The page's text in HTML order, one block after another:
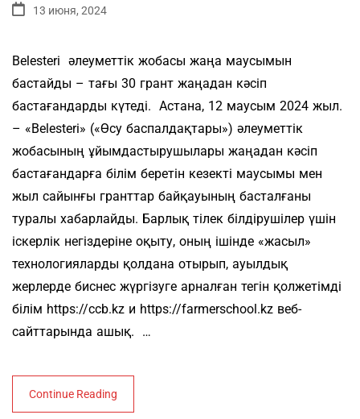
13 июня, 2024
Belesteri әлеуметтік жобасы жаңа маусымын
бастайды – тағы 30 грант жаңадан кәсіп
бастағандарды күтеді. Астана, 12 маусым 2024 жыл.
– «Belesteri» («Өсу баспалдақтары») әлеуметтік
жобасының ұйымдастырушылары жаңадан кәсіп
бастағандарға білім беретін кезекті маусымы мен
жыл сайынғы гранттар байқауының басталғаны
туралы хабарлайды. Барлық тілек білдірушілер үшін
іскерлік негіздеріне оқыту, оның ішінде «жасыл»
технологияларды қолдана отырып, ауылдық
жерлерде биснес жүргізуге арналған тегін қолжетімді
білім https://ccb.kz и https://farmerschool.kz веб-
сайттарында ашық. …
Continue Reading